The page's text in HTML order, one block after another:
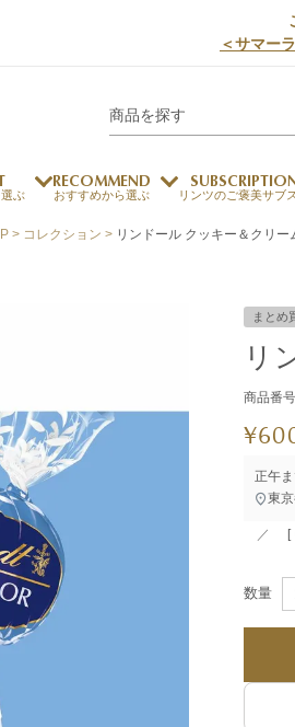
＜サマー
チョコウェイファー
ドバイス
ぶ
メッセージカード対応
法人ギ
RECOMMEND
おすすめから選ぶ
ト お中元
リンツのご褒美サブ
せ カフェメニュー デジタル
メートルショコ
コレクション リンドール クッキー＆クリー
まとめ
リ
商品番号
¥
正午
東
[